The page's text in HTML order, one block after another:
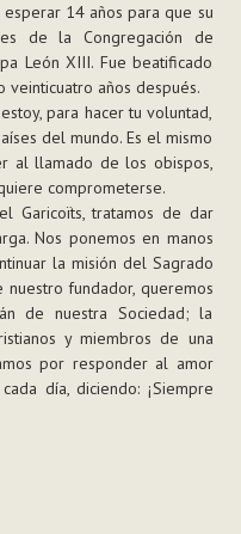
14 años para que su
de la Congregación de
León XIII. Fue beatificado
años después.
para hacer tu voluntad,
del mundo. Es el mismo
al llamado de los obispos,
comprometerse.
Garicoïts, tratamos de dar
Nos ponemos en manos
la misión del Sagrado
nuestro fundador, queremos
de nuestra Sociedad; la
y miembros de una
por responder al amor
día, diciendo: ¡Siempre